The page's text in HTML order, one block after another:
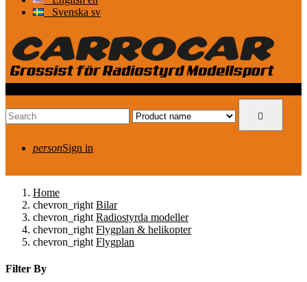
Svenska sv

personSign in
Home
chevron_right Bilar
chevron_right Radiostyrda modeller
chevron_right Flygplan & helikopter
chevron_right Flygplan
Filter By